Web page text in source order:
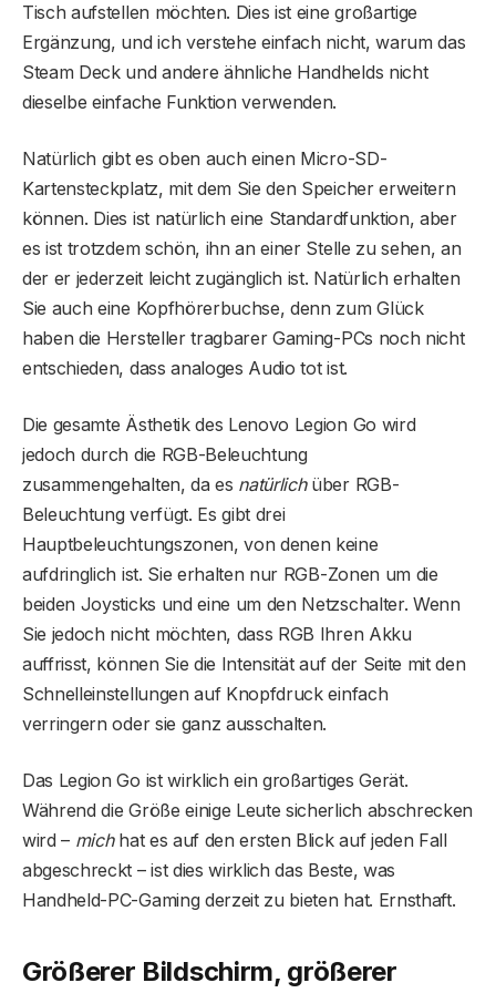
Tisch aufstellen möchten. Dies ist eine großartige
Ergänzung, und ich verstehe einfach nicht, warum das
Steam Deck und andere ähnliche Handhelds nicht
dieselbe einfache Funktion verwenden.
Natürlich gibt es oben auch einen Micro-SD-
Kartensteckplatz, mit dem Sie den Speicher erweitern
können. Dies ist natürlich eine Standardfunktion, aber
es ist trotzdem schön, ihn an einer Stelle zu sehen, an
der er jederzeit leicht zugänglich ist. Natürlich erhalten
Sie auch eine Kopfhörerbuchse, denn zum Glück
haben die Hersteller tragbarer Gaming-PCs noch nicht
entschieden, dass analoges Audio tot ist.
Die gesamte Ästhetik des Lenovo Legion Go wird
jedoch durch die RGB-Beleuchtung
zusammengehalten, da es natürlichüber RGB-
Beleuchtung verfügt. Es gibt drei
Hauptbeleuchtungszonen, von denen keine
aufdringlich ist. Sie erhalten nur RGB-Zonen um die
beiden Joysticks und eine um den Netzschalter. Wenn
Sie jedoch nicht möchten, dass RGB Ihren Akku
auffrisst, können Sie die Intensität auf der Seite mit den
Schnelleinstellungen auf Knopfdruck einfach
verringern oder sie ganz ausschalten.
Das Legion Go ist wirklich ein großartiges Gerät.
Während die Größe einige Leute sicherlich abschrecken
wird – michhat es auf den ersten Blick auf jeden Fall
abgeschreckt – ist dies wirklich das Beste, was
Handheld-PC-Gaming derzeit zu bieten hat. Ernsthaft.
Größerer Bildschirm, größerer